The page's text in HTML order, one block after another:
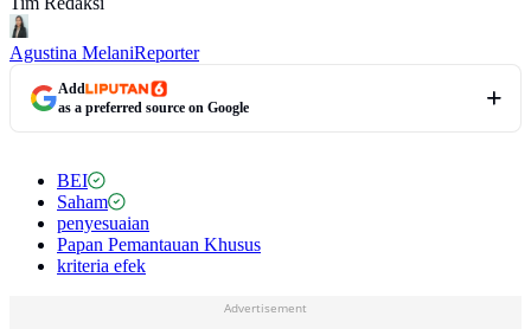
Agustina MelaniReporter
Add
as a preferred source on Google
BEI
Saham
penyesuaian
Papan Pemantauan Khusus
kriteria efek
Advertisement